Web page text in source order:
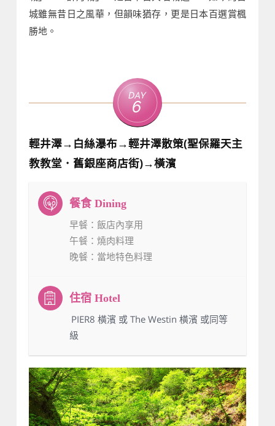
城雖無昔日之風華，但韻味猶存，更是日本百選賞楓
勝地。
Day
6
輕井澤→白絲瀑布→輕井澤散策(聖保羅天主
教教堂．舊銀座商店街)→橫濱
早餐 ：飯店內享用
午餐 ：燒肉料理
晚餐 ：當地特色料理
：PIER8 橫濱 或 The Westin 橫濱 或同等
級